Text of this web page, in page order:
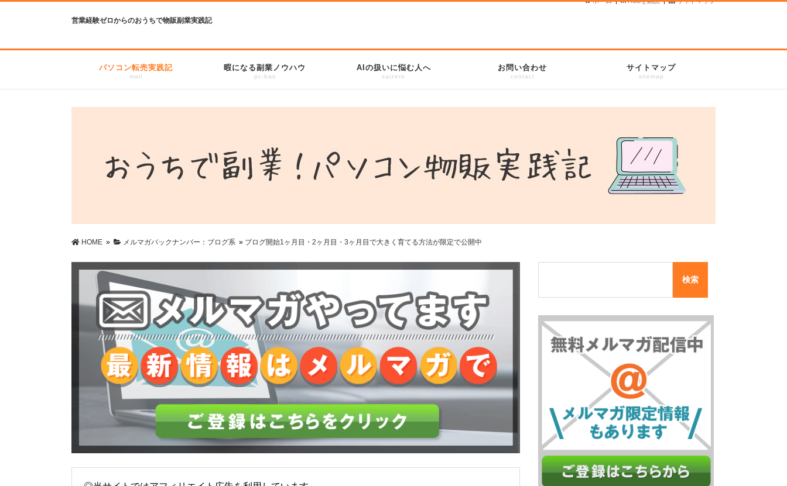
営業経験ゼロからのおうちで物販副業実践記
パソコン転売実践記
mail
暇になる副業ノウハウ
pc-bas
AIの扱いに悩む人へ
saizero
お問い合わせ
contact
サイトマップ
sitemap
HOME » メルマガバックナンバー：ブログ系 » ブログ開始1ヶ月目・2ヶ月目・3ヶ月目で大きく育てる方法が限定で公開中